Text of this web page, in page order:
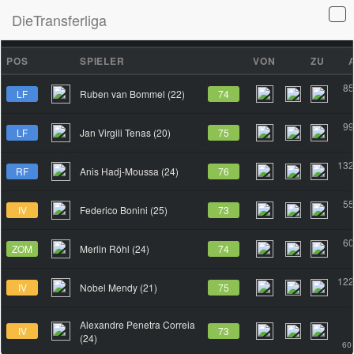
DieTransferliga
POS SPIELER VON ZU
LF Ruben van Bommel (22) 74
LF Jan Virgili Tenas (20) 75
RF Anis Hadj-Moussa (24) 76
IV Federico Bonini (25) 73
ZOM Merlin Röhl (24) 74
IV Nobel Mendy (21) 75
IV
Alexandre Penetra Correia
(24)
73